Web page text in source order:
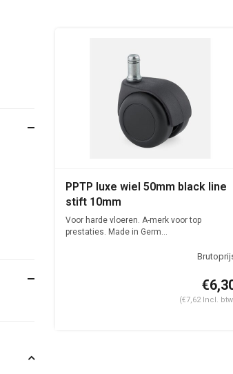
PPTP luxe wiel 50mm black line
stift 10mm
Voor harde vloeren. A-merk voor top
prestaties. Made in Germ...
(€7,62 Incl.